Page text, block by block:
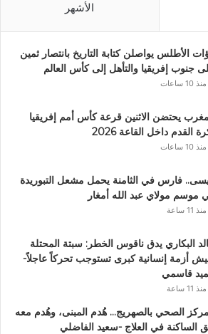
الأشهر
الأطلس يواصلن كتابة التاريخ بانتصار ثمين
جنوب إفريقيا والتأهل إلى كأس العالم
منذ 10 ساعات
يحتضن الاثنين قرعة كأس أمم إفريقيا
القدم داخل القاعة 2026
منذ 10 ساعات
فارس في الثامنة يحمل مشعل التبوريدة
موسم مولاي عبد الله أمغار
منذ 11 ساعة
البكاري يدق ناقوس الخطر: سبتة المحتلة
أزمة إنسانية كبرى تستوجب تحركاً عاجلاً-
قاسمي
منذ 11 ساعة
الصحي بالصهريج… هُدم المبنى، وهُدم معه
الساكنة في العلاج -سعيد الفاضلي